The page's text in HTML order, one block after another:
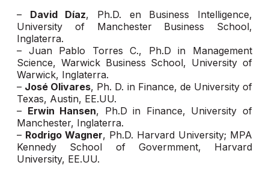
– David Díaz, Ph.D. en Business Intelligence,
University of Manchester Business School,
Inglaterra.
– Juan Pablo Torres C., Ph.D in Management
Science, Warwick Business School, University of
Warwick, Inglaterra.
– José Olivares, Ph. D. in Finance, de University of
Texas, Austin, EE.UU.
– Erwin Hansen, Ph.D in Finance, University of
Manchester, Inglaterra.
– Rodrigo Wagner, Ph.D. Harvard University; MPA
Kennedy School of Govermment, Harvard
University, EE.UU.